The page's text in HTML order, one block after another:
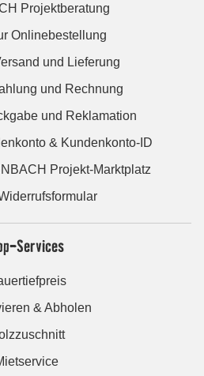
Projektberatung
Onlinebestellung
und Lieferung
und Rechnung
und Reklamation
& Kundenkonto-ID
Projekt-Marktplatz
Services
& Abholen